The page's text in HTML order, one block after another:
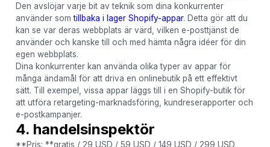
Den avslöjar varje bit av teknik som dina konkurrenter
använder somtillbaka i lager Shopify-appar. Detta gör att du
kan se var deras webbplats är värd, vilken e-posttjänst de
använder och kanske till och med hämta några idéer för din
egen webbplats.
Dina konkurrenter kan använda olika typer av appar för
många ändamål för att driva en onlinebutik på ett effektivt
sätt. Till exempel, vissa appar läggs till i en Shopify-butik för
att utföra retargeting-marknadsföring, kundreserapporter och
e-postkampanjer.
4. handelsinspektör
**Pris: **gratis / 29 USD / 59 USD / 149 USD / 299 USD